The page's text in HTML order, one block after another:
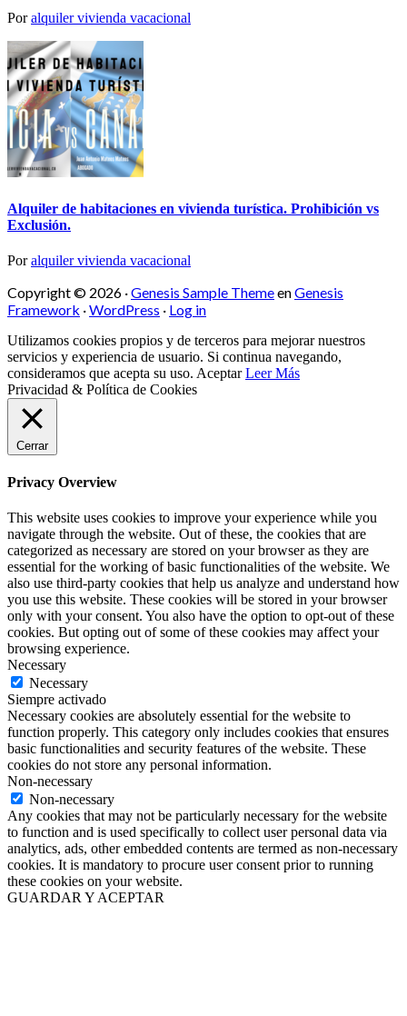
Poralquiler vivienda vacacional
Alquiler de habitaciones en vivienda turística. Prohibición vs
Exclusión.
Poralquiler vivienda vacacional
Copyright © 2026 ·Genesis Sample ThemeenGenesis
Framework ·WordPress · Log in
Utilizamos cookies propios y de terceros para mejorar nuestros
servicios y experiencia de usuario. Si continua navegando,
consideramos que acepta su uso. Aceptar Leer Más
Privacidad & Política de Cookies
Cerrar
Privacy Overview
This website uses cookies to improve your experience while you
navigate through the website. Out of these, the cookies that are
categorized as necessary are stored on your browser as they are
essential for the working of basic functionalities of the website. We
also use third-party cookies that help us analyze and understand how
you use this website. These cookies will be stored in your browser
only with your consent. You also have the option to opt-out of these
cookies. But opting out of some of these cookies may affect your
browsing experience.
Necessary
Necessary
Siempre activado
Necessary cookies are absolutely essential for the website to
function properly. This category only includes cookies that ensures
basic functionalities and security features of the website. These
cookies do not store any personal information.
Non-necessary
Non-necessary
Any cookies that may not be particularly necessary for the website
to function and is used specifically to collect user personal data via
analytics, ads, other embedded contents are termed as non-necessary
cookies. It is mandatory to procure user consent prior to running
these cookies on your website.
GUARDAR Y ACEPTAR